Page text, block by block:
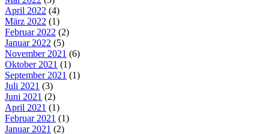
April 2022 (4)
März 2022 (1)
Februar 2022 (2)
Januar 2022 (5)
November 2021 (6)
Oktober 2021 (1)
September 2021 (1)
Juli 2021 (3)
Juni 2021 (2)
April 2021 (1)
Februar 2021 (1)
Januar 2021 (2)